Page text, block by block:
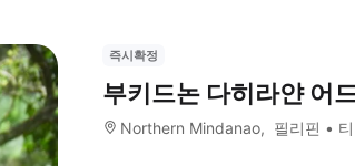
즉시확정
부키드논 다히라얀 어
Northern Mindanao 필리핀